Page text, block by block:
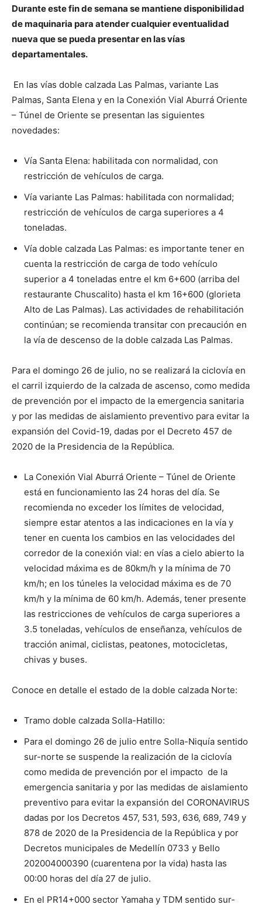
Durante este fin de semana se mantiene disponibilidad
de maquinaria para atender cualquier eventualidad
nueva que se pueda presentar en las vías
departamentales.
En las vías doble calzada Las Palmas, variante Las
Palmas, Santa Elena y en la Conexión Vial Aburrá Oriente
– Túnel de Oriente se presentan las siguientes
novedades:
Vía Santa Elena: habilitada con normalidad, con
restricción de vehículos de carga.
Vía variante Las Palmas: habilitada con normalidad;
restricción de vehículos de carga superiores a 4
toneladas.
Vía doble calzada Las Palmas: es importante tener en
cuenta la restricción de carga de todo vehículo
superior a 4 toneladas entre el km 6+600 (arriba del
restaurante Chuscalito) hasta el km 16+600 (glorieta
Alto de Las Palmas). Las actividades de rehabilitación
continúan; se recomienda transitar con precaución en
la vía de descenso de la doble calzada Las Palmas.
Para el domingo 26 de julio, no se realizará la ciclovía en
el carril izquierdo de la calzada de ascenso, como medida
de prevención por el impacto de la emergencia sanitaria
y por las medidas de aislamiento preventivo para evitar la
expansión del Covid-19, dadas por el Decreto 457 de
2020 de la Presidencia de la República.
La Conexión Vial Aburrá Oriente – Túnel de Oriente
está en funcionamiento las 24 horas del día. Se
recomienda no exceder los límites de velocidad,
siempre estar atentos a las indicaciones en la vía y
tener en cuenta los cambios en las velocidades del
corredor de la conexión vial: en vías a cielo abierto la
velocidad máxima es de 80km/h y la mínima de 70
km/h; en los túneles la velocidad máxima es de 70
km/h y la mínima de 60 km/h. Además, tener presente
las restricciones de vehículos de carga superiores a
3.5 toneladas, vehículos de enseñanza, vehículos de
tracción animal, ciclistas, peatones, motocicletas,
chivas y buses.
Conoce en detalle el estado de la doble calzada Norte:
Tramo doble calzada Solla-Hatillo:
Para el domingo 26 de julio entre Solla-Niquía sentido
sur-norte se suspende la realización de la ciclovía
como medida de prevención por el impacto de la
emergencia sanitaria y por las medidas de aislamiento
preventivo para evitar la expansión del CORONAVIRUS
dadas por los Decretos 457, 531, 593, 636, 689, 749 y
878 de 2020 de la Presidencia de la República y por
Decretos municipales de Medellín 0733 y Bello
202004000390 (cuarentena por la vida) hasta las
00:00 horas del día 27 de julio.
En el PR14+000 sector Yamaha y TDM sentido sur-